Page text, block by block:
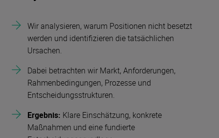
Wir analysieren, warum Positionen nicht besetzt
werden und identifizieren die tatsächlichen
Ursachen.
Dabei betrachten wir Markt, Anforderungen,
Rahmenbedingungen, Prozesse und
Entscheidungsstrukturen.
Ergebnis: Klare Einschätzung, konkrete
Maßnahmen und eine fundierte